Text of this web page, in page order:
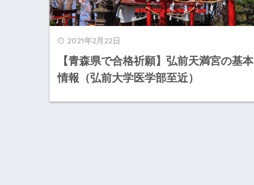
2021年2月22日
【青森県で合格祈願】弘前天満宮の基本
情報（弘前大学医学部至近）